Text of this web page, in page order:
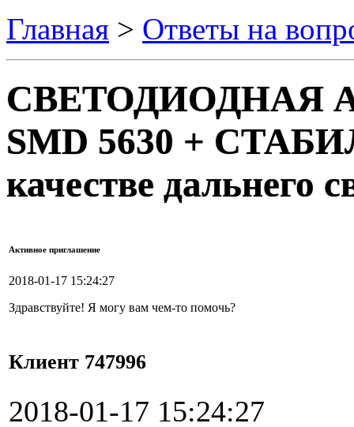
Главная > Ответы на
СВЕТОДИОДНАЯ
SMD 5630 +
качестве дальнего
Активное приглашение
2018-01-17 15:24:27
Здравствуйте! Я могу вам чем-то помочь?
Клиент 747996
2018-01-17 15:24:27